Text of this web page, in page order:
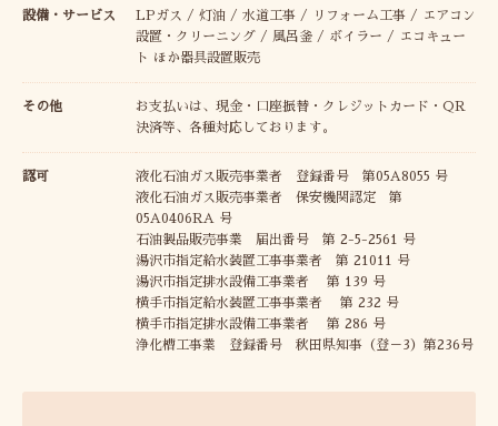
設備・サービス
LPガス / 灯油 / 水道工事 / リフォーム工事 / エアコン
設置・クリーニング / 風呂釜 / ボイラー / エコキュー
ト ほか器具設置販売
その他
お支払いは、現金・口座振替・クレジットカード・QR
決済等、各種対応しております。
認可
液化石油ガス販売事業者 登録番号 第05A8055 号
液化石油ガス販売事業者 保安機関認定 第
05A0406RA 号
石油製品販売事業 届出番号 第 2-5-2561 号
湯沢市指定給水装置工事事業者 第 21011 号
湯沢市指定排水設備工事業者 第 139 号
横手市指定給水装置工事事業者 第 232 号
横手市指定排水設備工事業者 第 286 号
浄化槽工事業 登録番号 秋田県知事（登－3）第236号